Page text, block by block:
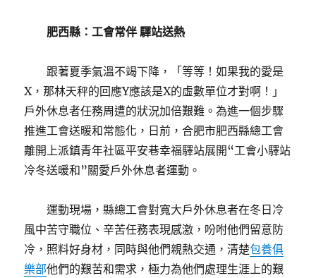
肥西縣：工會常伴 驛站送熱
跟著夏季氣溫不竭下降，「等等！如果我的愛是
X，那林天秤的回應Y應該是X的虛數單位才對啊！」
戶外休息者任務周遭的狀況加倍艱難。為進一個步驟
推進工會送暖和常態化，日前，合肥市肥西縣總工會
離開上派鎮青年社區平安巷幸福驛站展開“工會小驛站
冷冬送暖和”關愛戶外休息者運動。
運動現場，縣總工會對寬大戶外休息者在冬日冷
風中苦守職位、辛苦任務表現感激，吩咐他們留意防
冷，照料好身材，同時與他們親熱交通，清楚包養俱
樂部他們的艱苦和需求，極力為他們處理生涯上的艱